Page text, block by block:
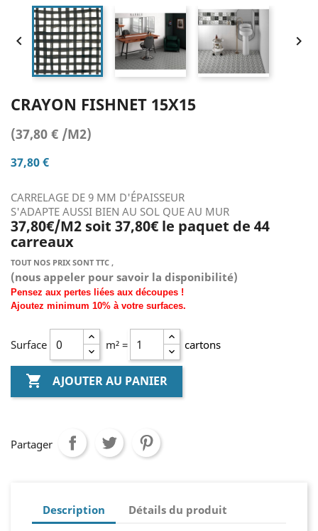
 
CRAYON FISHNET 15X15
(37,80 € /M2)
37,80 €
CARRELAGE DE 9 MM D'ÉPAISSEUR
S'ADAPTE AUSSI BIEN AU SOL QUE AU MUR
37,80€/M2 soit 37,80€ le paquet de 44
carreaux
TOUT NOS PRIX SONT TTC ,
(nous appeler pour savoir la disponibilité)
Pensez aux pertes liées aux découpes !
Ajoutez minimum 10% à votre surfaces.
Surface m² = cartons
 AJOUTER AU PANIER
Partager
Description Détails du produit